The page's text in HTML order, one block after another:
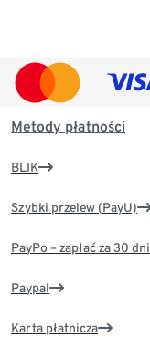
Metody płatności
BLIK
Szybki przelew (PayU)
PayPo – zapłać za 30 dni
Paypal
Karta płatnicza